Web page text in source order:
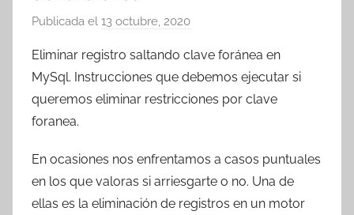
Publicada el 13 octubre, 2020
r
T
r
c
o
m
Eliminar registro saltando clave foránea en
MySql. Instrucciones que debemos ejecutar si
queremos eliminar restricciones por clave
foranea.
En ocasiones nos enfrentamos a casos puntuales
en los que valoras si arriesgarte o no. Una de
ellas es la eliminación de registros en un motor